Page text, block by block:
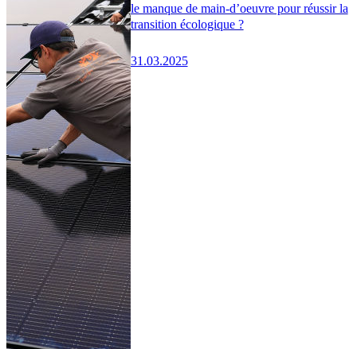
le manque de main-d’oeuvre pour réussir la
transition écologique ?
31.03.2025